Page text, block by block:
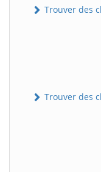
Trouver des
Trouver des